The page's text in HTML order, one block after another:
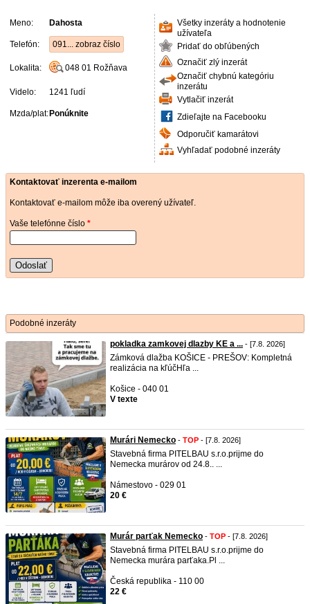
Meno: Dahosta
Telefón: 091... zobraz číslo
Lokalita: 048 01 Rožňava
Videlo: 1241 ľudí
Mzda/plat:Ponúknite
Všetky inzeráty a hodnotenie
užívateľa
Pridať do obľúbených
Označiť zlý inzerát
Označiť chybnú kategóriu
inzerátu
Vytlačiť inzerát
Zdieľajte na Facebooku
Odporučiť kamarátovi
Vyhľadať podobné inzeráty
Kontaktovať inzerenta e-mailom
Kontaktovať e-mailom môže iba overený užívateľ.
Vaše telefónne číslo *
Odoslať
Podobné inzeráty
pokladka zamkovej dlazby KE a ... - [7.8. 2026]
Zámková dlažba KOŠICE - PREŠOV: Kompletná
realizácia na kľúč ​Hľa ...
Košice - 040 01
V texte
Murári Nemecko - TOP - [7.8. 2026]
Stavebná firma PITELBAU s.r.o.prijme do
Nemecka murárov od 24.8.. ...
Námestovo - 029 01
20 €
Murár parťak Nemecko - TOP - [7.8. 2026]
Stavebná firma PITELBAU s.r.o.prijme do
Nemecka murára parťaka.Pl ...
Česká republika - 110 00
22 €